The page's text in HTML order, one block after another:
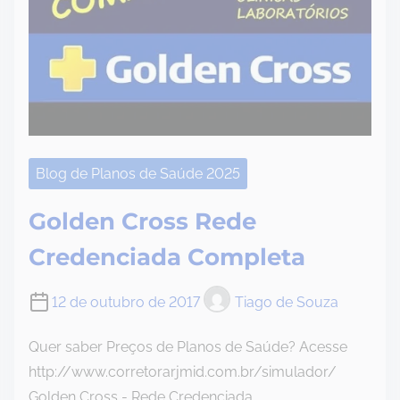
Blog de Planos de Saúde 2025
Golden Cross Rede
Credenciada Completa
12 de outubro de 2017 Tiago de Souza
Quer saber Preços de Planos de Saúde? Acesse
http://www.corretorarjmid.com.br/simulador/